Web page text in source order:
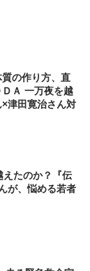
の作り方、直
Ａ 一万夜を越
津田寛治さん対
えたのか？『伝
が、悩める若者